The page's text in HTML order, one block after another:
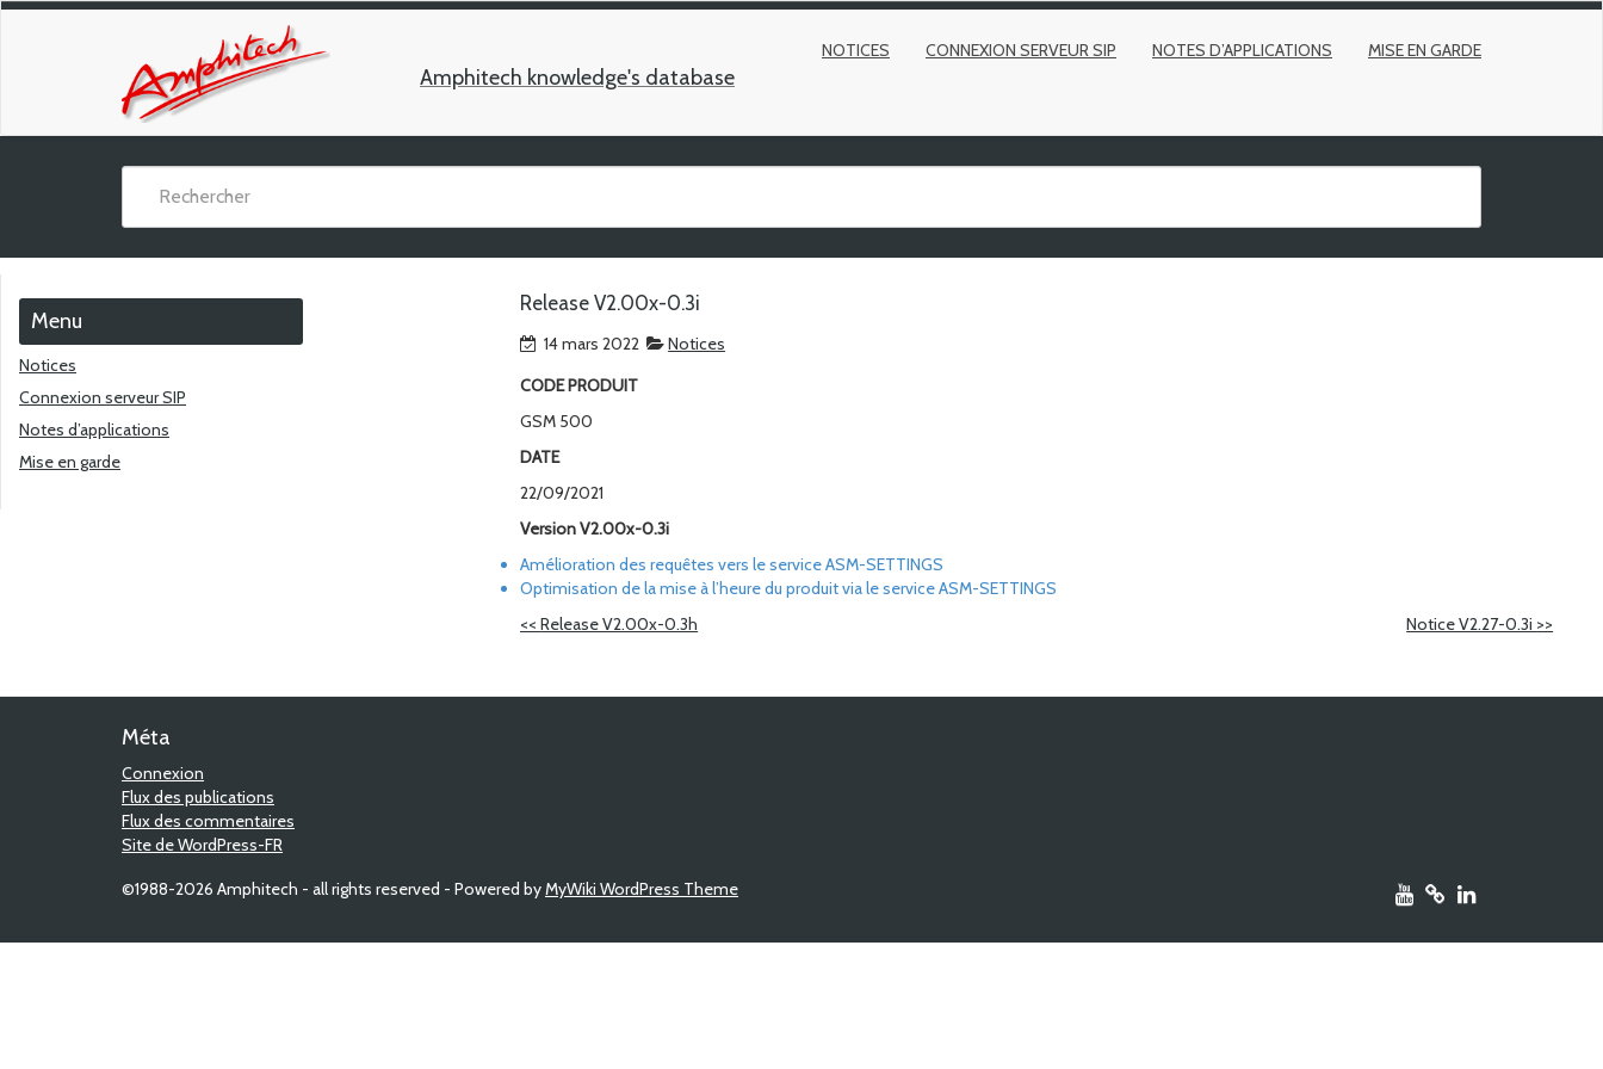
Amphitech knowledge's database
NOTICES CONNEXION SERVEUR SIP NOTES D’APPLICATIONS MISE EN GARDE
Release V2.00x-0.3i
14 mars 2022
Notices
CODE PRODUIT
GSM 500
DATE
22/09/2021
Version V2.00x-0.3i
Amélioration des requêtes vers le service ASM-SETTINGS
Optimisation de la mise à l’heure du produit via le service ASM-SETTINGS
<<Release V2.00x-0.3h Notice V2.27-0.3i >>
Menu
Notices
Connexion serveur SIP
Notes d’applications
Mise en garde
Méta
Connexion
Flux des publications
Flux des commentaires
Site de WordPress-FR
©1988-2026 Amphitech - all rights reserved - Powered byMyWiki WordPress Theme